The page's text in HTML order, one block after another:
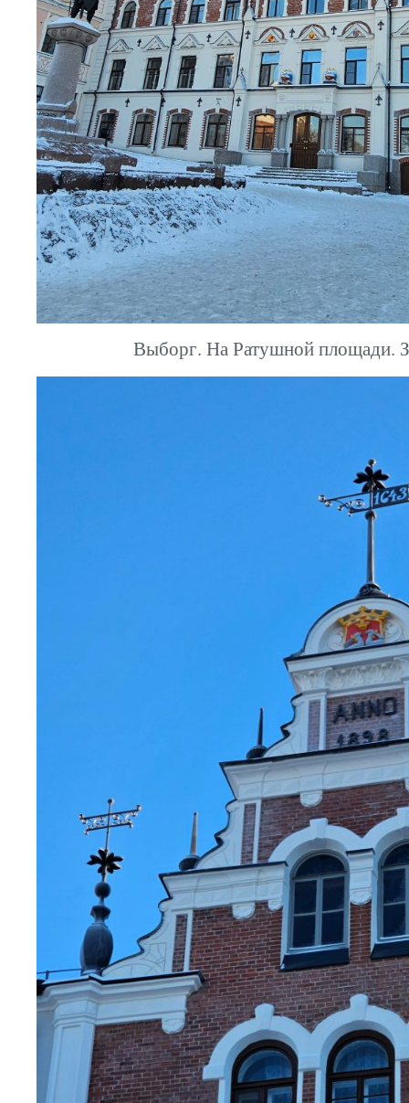
Выборг. На Ратушной площади.